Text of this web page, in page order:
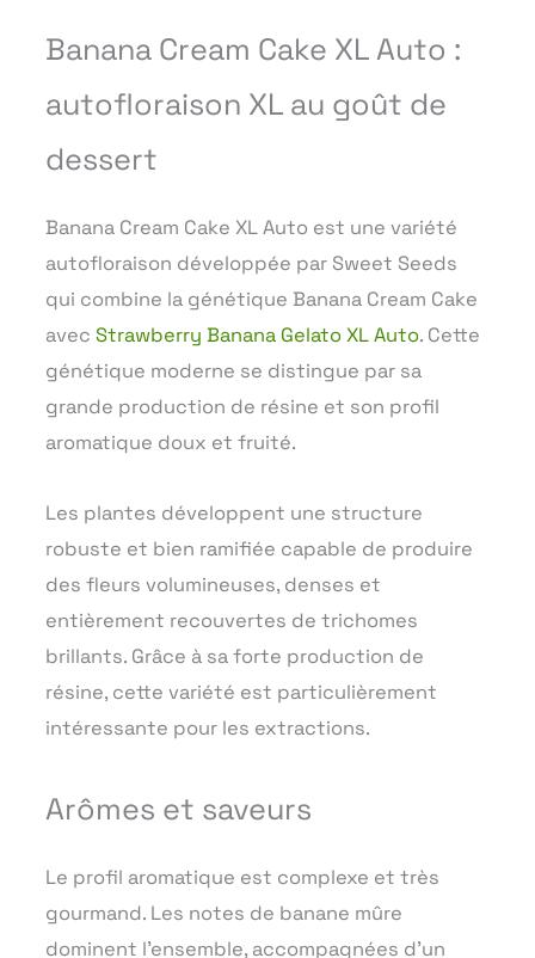
Banana Cream Cake XL Auto :
autofloraison XL au goût de
dessert
Banana Cream Cake XL Auto est une variété
autofloraison développée par Sweet Seeds
qui combine la génétique Banana Cream Cake
avec Strawberry Banana Gelato XL Auto. Cette
génétique moderne se distingue par sa
grande production de résine et son profil
aromatique doux et fruité.
Les plantes développent une structure
robuste et bien ramifiée capable de produire
des fleurs volumineuses, denses et
entièrement recouvertes de trichomes
brillants. Grâce à sa forte production de
résine, cette variété est particulièrement
intéressante pour les extractions.
Arômes et saveurs
Le profil aromatique est complexe et très
gourmand. Les notes de banane mûre
dominent l’ensemble, accompagnées d’un